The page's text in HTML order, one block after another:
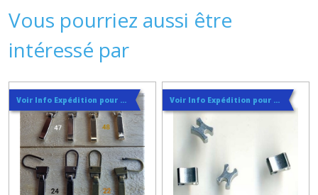
Vous pourriez aussi être
intéressé par
Voir Info Expédition pour Régler les Frais de Port au Meilleur Prix , En haut d'ecran à Droite Voir Info Expédition pour Régler les Frais de Port au Meilleur Prix , En haut d'ecran à Droite